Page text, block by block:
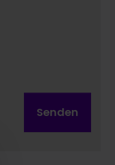
Senden